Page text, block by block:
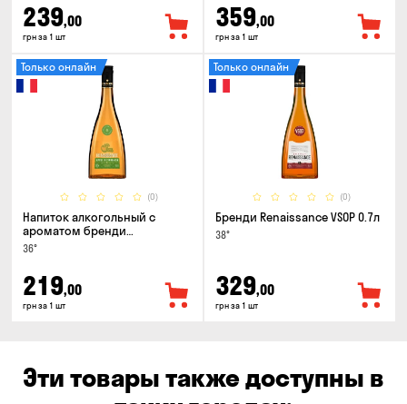
239,00
грн за 1 шт
359,00
грн за 1 шт
(0)
Только онлайн
Напиток алкогольный с
ароматом бренди
Renaissance Cinamon & Apple
36°
219,00
грн за 1 шт
(0)
Только онлайн
Бренди Renaissance VSOP 0.7л
38°
329,00
грн за 1 шт
Эти товары также доступны в